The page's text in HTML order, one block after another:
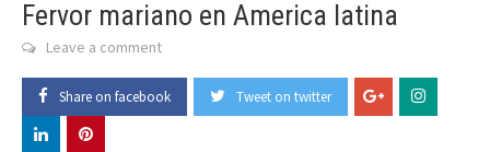
Fervor mariano en America latina
Leave a comment
Share on facebook Tweet on twitter